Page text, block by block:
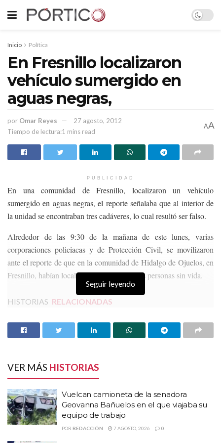
Inicio Política
En Fresnillo localizaron
vehículo sumergido en
aguas negras,
por Omar Reyes
27 agosto, 2012
Tiempo de lectura:1 mins read
AA
PUBLICIDAD
En una comunidad de Fresnillo, localizaron un vehículo
sumergido en aguas negras, el reporte señalaba que al interior de
la unidad se encontraban tres cadáveres, lo cual resultó ser falso.
Alrededor de las 9:30 de la mañana de este lunes, varias
corporaciones policiacas y de Protección Civil, se movilizaron
ante el reporte de que en la comunidad de Hidalgo de Ojuelos, en
Fresnillo, habían localizado el cuerpo de tres personas sin vida.
HISTORIAS RELACIONADAS
Vuelcan camioneta de la senadora Geovanna
Bañuelos en el que viajaba su equipo de trabajo
afuera del Bar Condesa y Bar Burdo
Incineran narcóticos y objetos usados en hechos
delictivos
Tanto elementos de la Policía Ministerial, Estatal y personal de
Protección Civil del Estado y Fresnillo, comenzaron una
búsqueda principalmente en un estanque de aguas negras que se
Seguir leyendo
VER MÁS HISTORIAS
Vuelcan camioneta de la senadora
Geovanna Bañuelos en el que viajaba su
equipo de trabajo
POR REDACCIÓN 7 AGOSTO, 2026 0